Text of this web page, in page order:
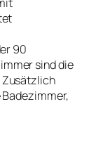
90
sind die
Zusätzlich